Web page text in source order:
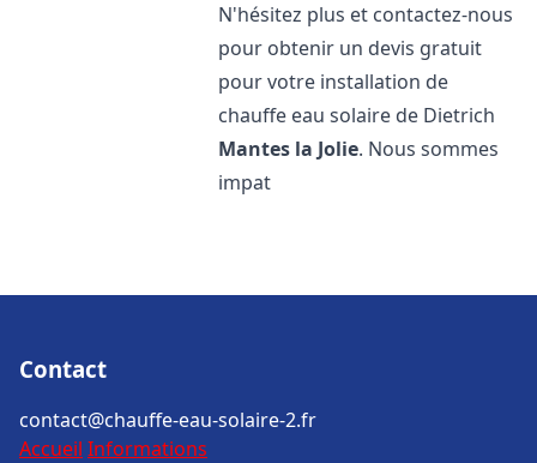
N'hésitez plus et contactez-nous
pour obtenir un devis gratuit
pour votre installation de
chauffe eau solaire de Dietrich
Mantes la Jolie. Nous sommes
impat
Contact
contact@chauffe-eau-solaire-2.fr
Accueil Informations